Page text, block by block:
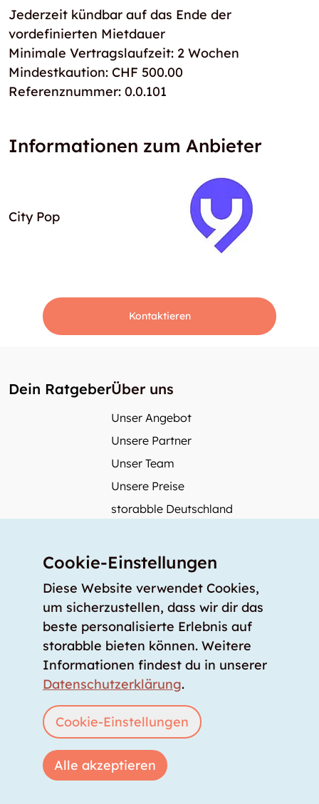
Jederzeit kündbar auf das Ende der
vordefinierten Mietdauer
Minimale Vertragslaufzeit: 2 Wochen
Mindestkaution: CHF 500.00
Referenznummer: 0.0.101
Informationen zum Anbieter
City Pop
Kontaktieren
Dein RatgeberÜber uns
Unser Angebot
Unsere Partner
Unser Team
Unsere Preise
storabble Deutschland
Mehr über storabble
Medienbeiträge
Wie gross muss ein Lagerraum sein?
Was kostet ein Lagerraum?
Für Lageranbieter
Anmelden Lagerraum inserieren
Copyright © 2026 storabble|Datenschutzerklärung
Cookie-Einstellungen
Diese Website verwendet Cookies,
um sicherzustellen, dass wir dir das
beste personalisierte Erlebnis auf
storabble bieten können. Weitere
Informationen findest du in unserer
Datenschutzerklärung.
Cookie-Einstellungen
Alle akzeptieren